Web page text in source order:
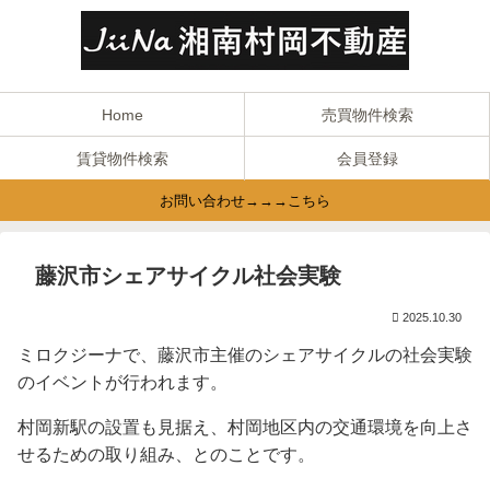
Home 売買物件検索
賃貸物件検索 会員登録
お問い合わせ→→→こちら
藤沢市シェアサイクル社会実験
2025.10.30
ミロクジーナで、藤沢市主催のシェアサイクルの社会実験
のイベントが行われます。
村岡新駅の設置も見据え、村岡地区内の交通環境を向上さ
せるための取り組み、とのことです。